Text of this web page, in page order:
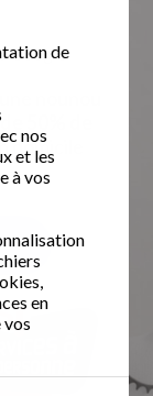
de
nos
et les
à vos
en
Google
50% de
domicile